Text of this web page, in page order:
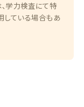
、学力検査にて特
している場合もあ